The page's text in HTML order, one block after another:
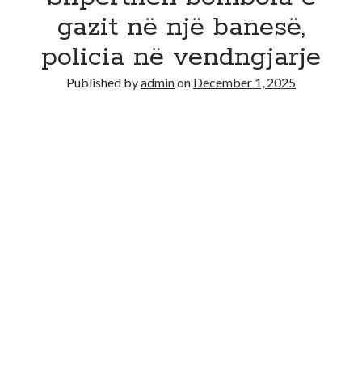
gazit në një banesë,
policia në vendngjarje
Published byadminon December 1, 2025